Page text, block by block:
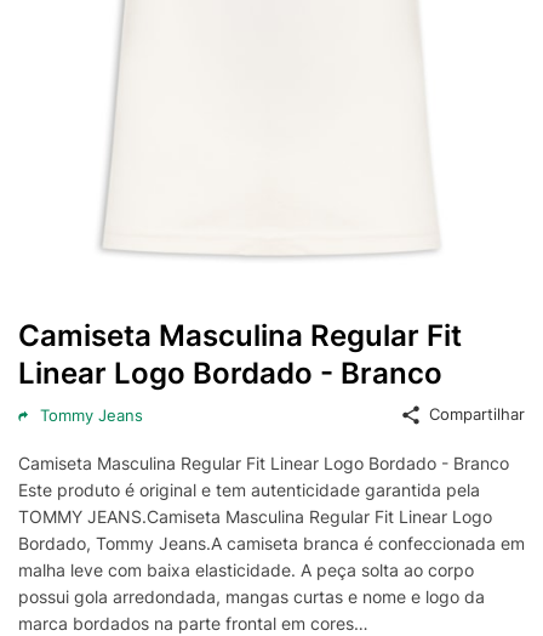
Camiseta Masculina Regular Fit
Linear Logo Bordado - Branco
Tommy Jeans Compartilhar
Camiseta Masculina Regular Fit Linear Logo Bordado - Branco
Este produto é original e tem autenticidade garantida pela
TOMMY JEANS.Camiseta Masculina Regular Fit Linear Logo
Bordado, Tommy Jeans.A camiseta branca é confeccionada em
malha leve com baixa elasticidade. A peça solta ao corpo
possui gola arredondada, mangas curtas e nome e logo da
marca bordados na parte frontal em cores